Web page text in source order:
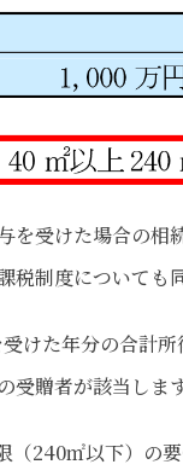
を受けた場合の
制度についても
けた年分の合計
贈者が該当します
240㎡以下）の要